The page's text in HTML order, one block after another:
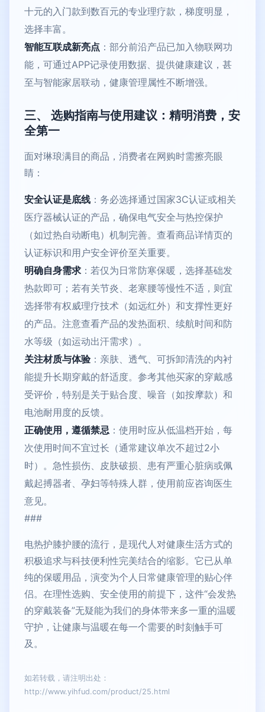
十元的入门款到数百元的专业理疗款，梯度明显，
选择丰富。
智能互联成新亮点 ：部分前沿产品已加入物联网功
能，可通过APP记录使用数据、提供健康建议，甚
至与智能家居联动，健康管理属性不断增强。
三、 选购指南与使用建议：精明消费，安
全第一
面对琳琅满目的商品，消费者在网购时需擦亮眼
睛：
安全认证是底线 ：务必选择通过国家3C认证或相关
医疗器械认证的产品，确保电气安全与热控保护
（如过热自动断电）机制完善。查看商品详情页的
认证标识和用户安全评价至关重要。
明确自身需求 ：若仅为日常防寒保暖，选择基础发
热款即可；若有关节炎、老寒腰等慢性不适，则宜
选择带有权威理疗技术（如远红外）和支撑性更好
的产品。注意查看产品的发热面积、续航时间和防
水等级（如运动出汗需求）。
关注材质与体验 ：亲肤、透气、可拆卸清洗的内衬
能提升长期穿戴的舒适度。参考其他买家的穿戴感
受评价，特别是关于贴合度、噪音（如按摩款）和
电池耐用度的反馈。
正确使用，遵循禁忌 ：使用时应从低温档开始，每
次使用时间不宜过长（通常建议单次不超过2小
时）。急性损伤、皮肤破损、患有严重心脏病或佩
戴起搏器者、孕妇等特殊人群，使用前应咨询医生
意见。
###
电热护膝护腰的流行，是现代人对健康生活方式的
积极追求与科技便利性完美结合的缩影。它已从单
纯的保暖用品，演变为个人日常健康管理的贴心伴
侣。在理性选购、安全使用的前提下，这件“会发热
的穿戴装备”无疑能为我们的身体带来多一重的温暖
守护，让健康与温暖在每一个需要的时刻触手可
及。
如若转载，请注明出处：
http://www.yihfud.com/product/25.html